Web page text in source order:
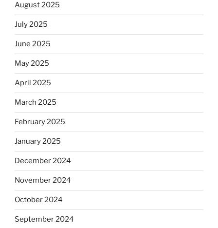
August 2025
July 2025
June 2025
May 2025
April 2025
March 2025
February 2025
January 2025
December 2024
November 2024
October 2024
September 2024